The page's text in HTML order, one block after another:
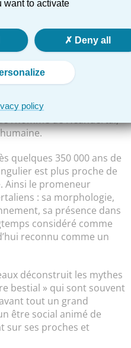
le récit de la
l’homme de Néandertal,
quelques 350 000 ans de
est plus proche de
Ainsi le promeneur
: sa morphologie,
sa présence dans
considéré comme
reconnu comme un
déconstruit les mythes
bestial » qui sont souvent
tout un grand
être social animé de
sur ses proches et
want to activate
Deny all
policy